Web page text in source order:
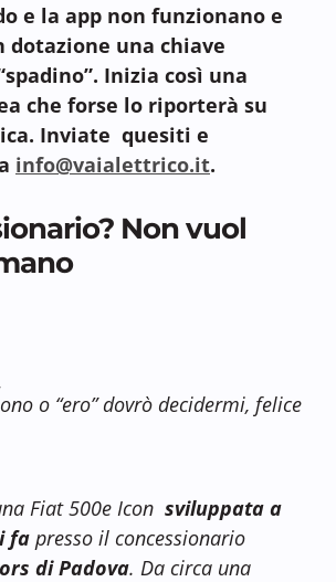
e la app non funzionano e
dotazione una chiave
Inizia così una
che forse lo riporterà su
Inviate quesiti e
info@vaialettrico.it.
Non vuol
ono o “ero” dovrò decidermi, felice
Fiat 500e Icon sviluppata a
fa presso il concessionario
di Padova. Da circa una